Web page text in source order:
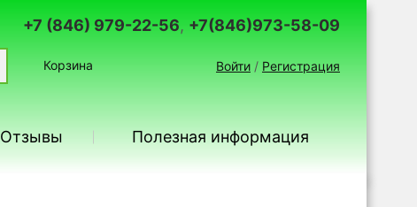
+7 (846) 979-22-56, +7(846)973-58-09
Корзина Войти / Регистрация
Отзывы Полезная информация